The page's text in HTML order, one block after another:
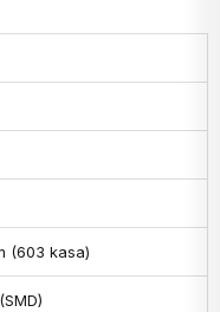
(603 kasa)